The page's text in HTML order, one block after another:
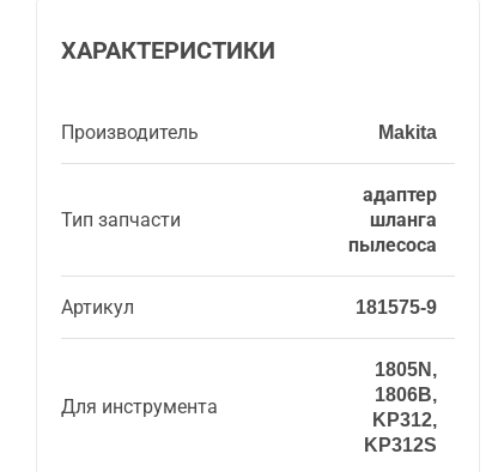
ХАРАКТЕРИСТИКИ
Производитель Makita
Тип запчасти
адаптер
шланга
пылесоса
Артикул 181575-9
Для инструмента
1805N,
1806B,
KP312,
KP312S